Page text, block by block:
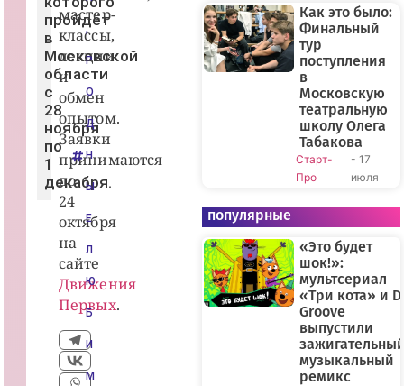
пройдёт
в
Московской
области
с
28
ноября
по
1
декабря.
мастер-
классы,
лекции
и
обмен
опытом.
Заявки
принимаются
до
24
октября
на
сайте
Движения
Первых.
,
Р
О
Д
Н
Ы
Е
Л
Ю
Б
И
М
Как это было:
Финальный
тур
поступления
в
Московскую
театральную
школу Олега
Табакова
Старт-
Про
- 17
июля
популярные
«Это будет
шок!»:
мультсериал
«Три кота» и
Groove
выпустили
музыкальный
ремикс